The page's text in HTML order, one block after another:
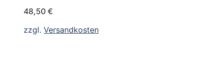
48,50 €
zzgl. Versandkosten